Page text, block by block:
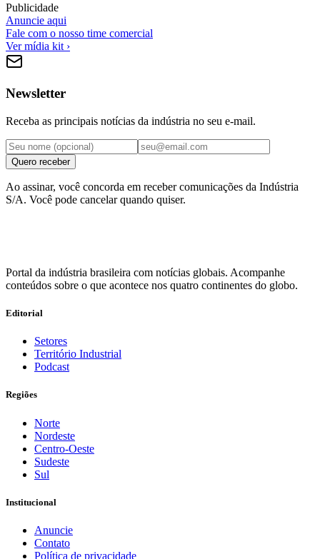
Publicidade
Anuncie aqui
Fale com o nosso time comercial
Ver mídia kit ›
Newsletter
Receba as principais notícias da indústria no seu e-mail.
Quero receber
Ao assinar, você concorda em receber comunicações da Indústria
S/A. Você pode cancelar quando quiser.
Portal da indústria brasileira com notícias globais. Acompanhe
conteúdos sobre o que acontece nos quatro continentes do globo.
Editorial
Setores
Território Industrial
Podcast
Regiões
Norte
Nordeste
Centro-Oeste
Sudeste
Sul
Institucional
Anuncie
Contato
Política de privacidade